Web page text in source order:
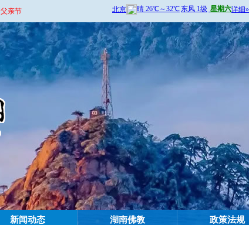
父亲节
新闻动态 湖南佛教 政策法规